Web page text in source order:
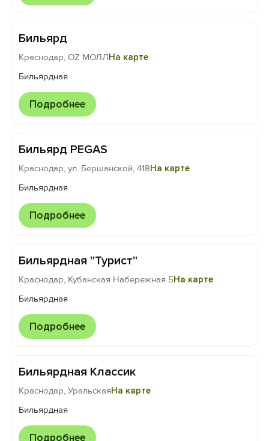
Бильярд
Краснодар, OZ МОЛЛНа карте
Бильярдная
Подробнее
Бильярд PEGAS
Краснодар, ул. Бершанской, 418На карте
Бильярдная
Подробнее
Бильярдная "Турист"
Краснодар, Кубанская Набережная 5На карте
Бильярдная
Подробнее
Бильярдная Классик
Краснодар, УральскаяНа карте
Бильярдная
Подробнее